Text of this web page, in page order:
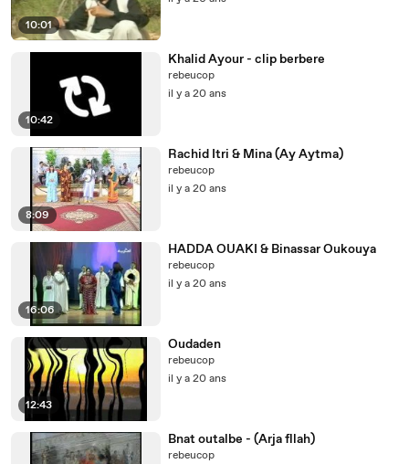
10:01
10:42
Khalid Ayour - clip berbere
rebeucop
il y a 20 ans
8:09
Rachid Itri & Mina (Ay Aytma)
rebeucop
il y a 20 ans
16:06
HADDA OUAKI & Binassar Oukouya
rebeucop
il y a 20 ans
12:43
Oudaden
rebeucop
il y a 20 ans
Bnat outalbe - (Arja fllah)
rebeucop